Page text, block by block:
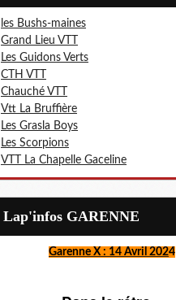
les Bushs-maines
Grand Lieu VTT
Les Guidons Verts
CTH VTT
Chauché VTT
Vtt La Bruffière
Les Grasla Boys
Les Scorpions
VTT La Chapelle Gaceline
Lap'infos GARENNE
Garenne X : 14 Avril 2024